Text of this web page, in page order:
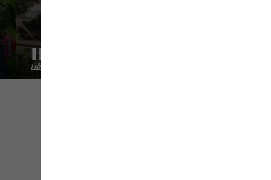
Hôtel Diamant Les Bains
Hôtels haut de gamme